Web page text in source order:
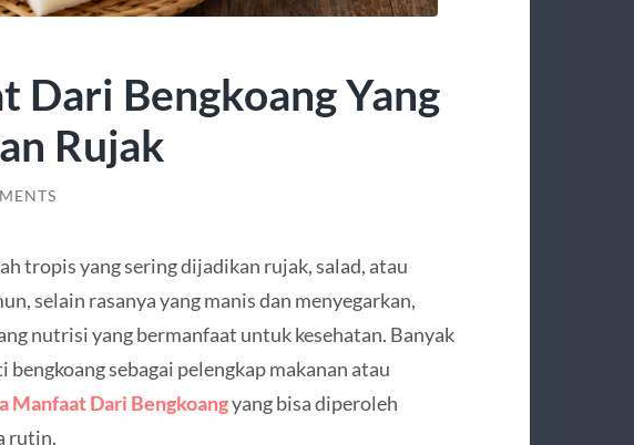
Dari Bengkoang Yang
Rujak
tropis yang sering dijadikan rujak, salad, atau
selain rasanya yang manis dan menyegarkan,
nutrisi yang bermanfaat untuk kesehatan. Banyak
sebagai pelengkap makanan atau
Manfaat Dari Bengkoangyang bisa diperoleh
rutin.